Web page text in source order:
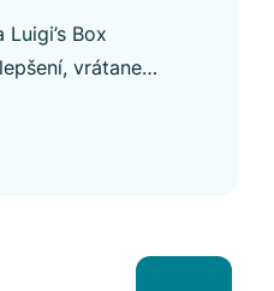
Box
vrátane
vyhľadávania.